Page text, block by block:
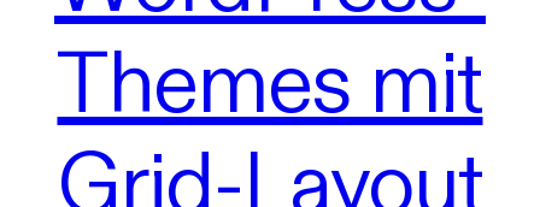
Themes mit
Grid-Layout